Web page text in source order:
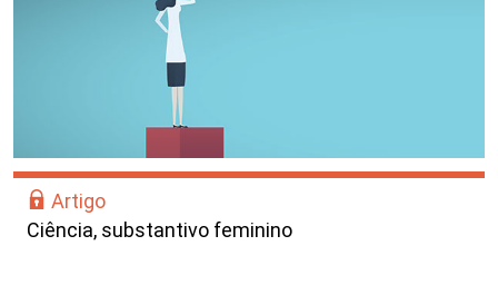
Artigo
Ciência, substantivo feminino